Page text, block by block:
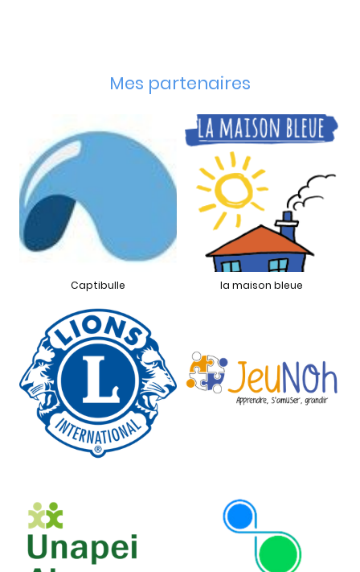
Mes partenaires
Captibulle la maison bleue